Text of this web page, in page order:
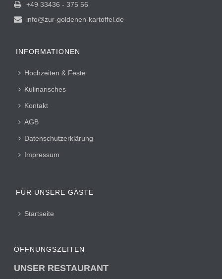
+49 33436 - 375 56
info@zur-goldenen-kartoffel.de
INFORMATIONEN
Hochzeiten & Feste
Kulinarisches
Kontakt
AGB
Datenschutzerklärung
Impressum
FÜR UNSERE GÄSTE
Startseite
ÖFFNUNGSZEITEN
UNSER RESTAURANT